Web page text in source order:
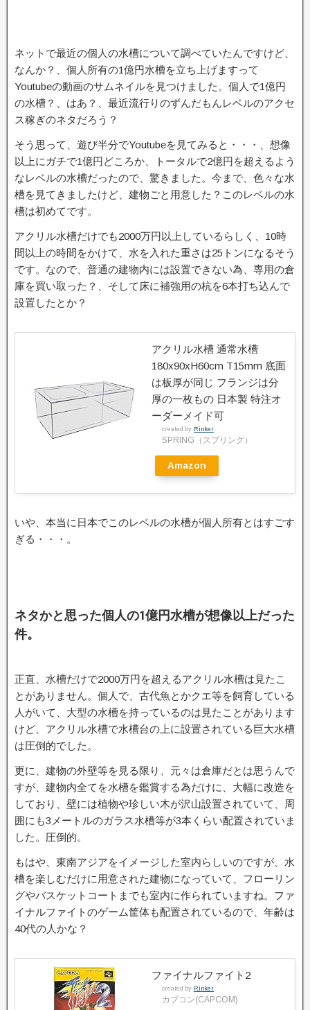
ネットで最近の個人の水槽について調べていたんですけど、
なんか？、個人所有の1億円水槽を立ち上げますって
Youtubeの動画のサムネイルを見つけました。個人で1億円
の水槽？、はあ？、最近流行りのずんだもんレベルのアクセ
ス稼ぎのネタだろう？
そう思って、遊び半分でYoutubeを見てみると・・・、想像
以上にガチで1億円どころか、トータルで2億円を超えるよう
なレベルの水槽だったので、驚きました。今まで、色々な水
槽を見てきましたけど、建物ごと用意した？このレベルの水
槽は初めてです。
アクリル水槽だけでも2000万円以上しているらしく、10時
間以上の時間をかけて、水を入れた重さは25トンになるそう
です。なので、普通の建物内には設置できない為、専用の倉
庫を買い取った？、そして床に補強用の杭を6本打ち込んで
設置したとか？
アクリル水槽 通常水槽
180x90xH60cm T15mm 底面
は板厚が同じ フランジは分
厚の一枚もの 日本製 特注オ
ーダーメイド可
created by Rinker
SPRING（スプリング）
Amazon
いや、本当に日本でこのレベルの水槽が個人所有とはすごす
ぎる・・・。
ネタかと思った個人の1億円水槽が想像以上だった
件。
正直、水槽だけで2000万円を超えるアクリル水槽は見たこ
とがありません。個人で、古代魚とかクエ等を飼育している
人がいて、大型の水槽を持っているのは見たことがあります
けど、アクリル水槽で水槽台の上に設置されている巨大水槽
は圧倒的でした。
更に、建物の外壁等を見る限り、元々は倉庫だとは思うんで
すが、建物内全てを水槽を鑑賞する為だけに、大幅に改造を
しており、壁には植物や珍しい木が沢山設置されていて、周
囲にも3メートルのガラス水槽等が3本くらい配置されていま
した。圧倒的。
もはや、東南アジアをイメージした室内らしいのですが、水
槽を楽しむだけに用意された建物になっていて、フローリン
グやバスケットコートまでも室内に作られていますね。ファ
イナルファイトのゲーム筐体も配置されているので、年齢は
40代の人かな？
ファイナルファイト2
created by Rinker
カプコン(CAPCOM)